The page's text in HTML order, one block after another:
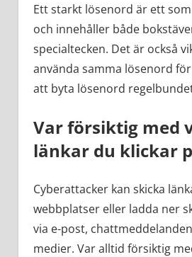
Ett starkt lösenord är ett
och innehåller både
specialtecken. Det är också
använda samma lösenord
att byta lösenord
Var försiktig med
länkar du klickar
Cyberattacker kan skicka
webbplatser eller ladda ner
via e-post,
medier. Var alltid försiktig